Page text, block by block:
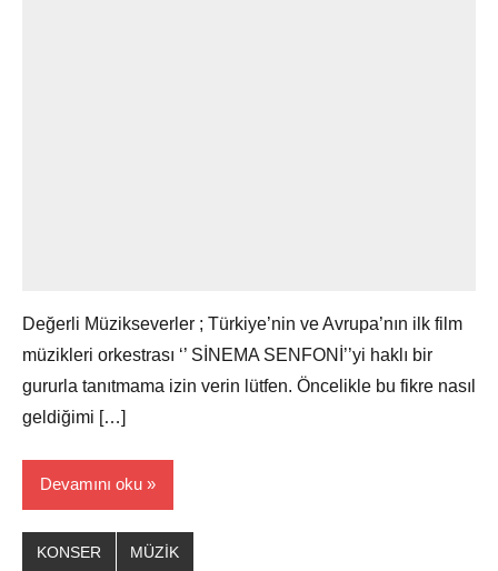
Değerli Müzikseverler ; Türkiye’nin ve Avrupa’nın ilk film
müzikleri orkestrası ‘’ SİNEMA SENFONİ’’yi haklı bir
gururla tanıtmama izin verin lütfen. Öncelikle bu fikre nasıl
geldiğimi […]
Devamını oku
KONSER MÜZİK